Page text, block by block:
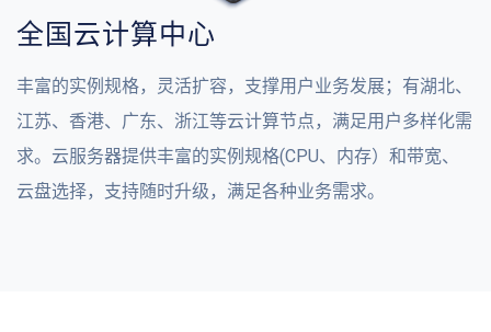
全国云计算中心
丰富的实例规格，灵活扩容，支撑用户业务发展；有湖北、
江苏、香港、广东、浙江等云计算节点，满足用户多样化需
求。云服务器提供丰富的实例规格(CPU、内存）和带宽、
云盘选择，支持随时升级，满足各种业务需求。